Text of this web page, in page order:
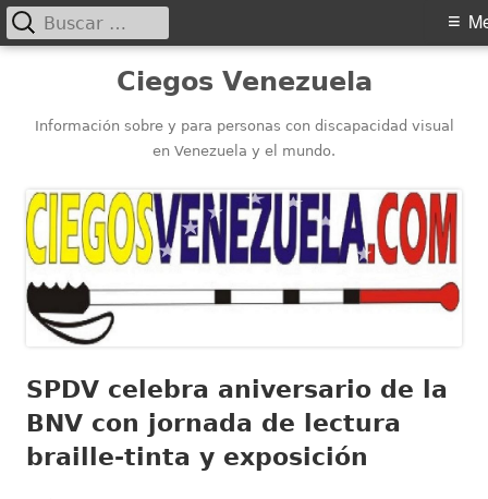
contenido
Ciegos Venezuela
Información sobre y para personas con discapacidad visual
en Venezuela y el mundo.
Menú
principal
Buscar:
SPDV celebra aniversario de la
BNV con jornada de lectura
braille-tinta y exposición